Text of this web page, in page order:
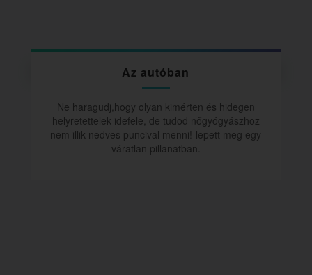
Az autóban
Ne haragudj,hogy olyan kimérten és hidegen
helyretettelek idefele, de tudod nőgyógyászhoz
nem illik nedves puncival menni!-lepett meg egy
váratlan pillanatban.